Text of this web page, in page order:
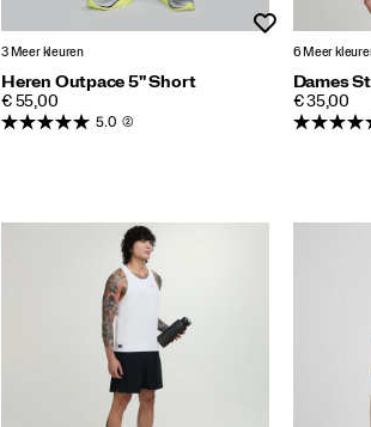
3 Meer kleuren
Heren Outpace 5" Short
PRICE
€ 55,00
5.0 (2)
6 Meer
Dames
PRICE
€ 35,00